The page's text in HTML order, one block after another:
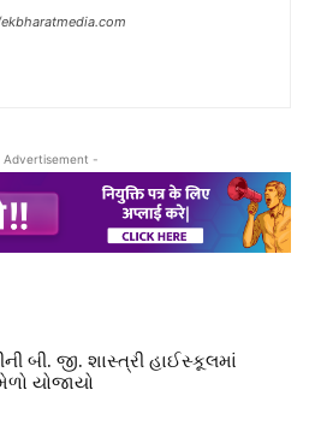
Advertisement -
બી. જી. શાસ્ત્રી હાઈસ્કૂલમાં
યોજાયો